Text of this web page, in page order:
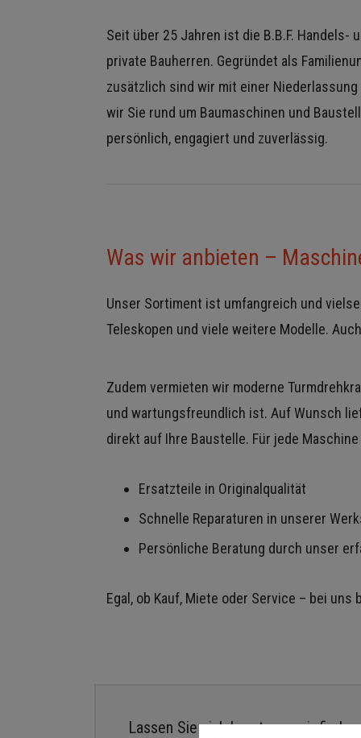
Seit über 25 Jahren ist die B.B.F.
private Bauherren. Gegründet als
zusätzlich sind wir mit einer
wir Sie rund um Baumaschinen und
persönlich, engagiert und zuverlässig.
Was wir anbieten –
Unser Sortiment ist umfangreich und
Teleskopen und viele weitere Modelle.
Zudem vermieten wir moderne
und wartungsfreundlich ist. Auf Wunsch
direkt auf Ihre Baustelle. Für jede
Ersatzteile in Originalqualität
Schnelle Reparaturen in unserer
Persönliche Beratung durch unser
Egal, ob Kauf, Miete oder Service – bei uns
Lassen Sie sich beraten – wir